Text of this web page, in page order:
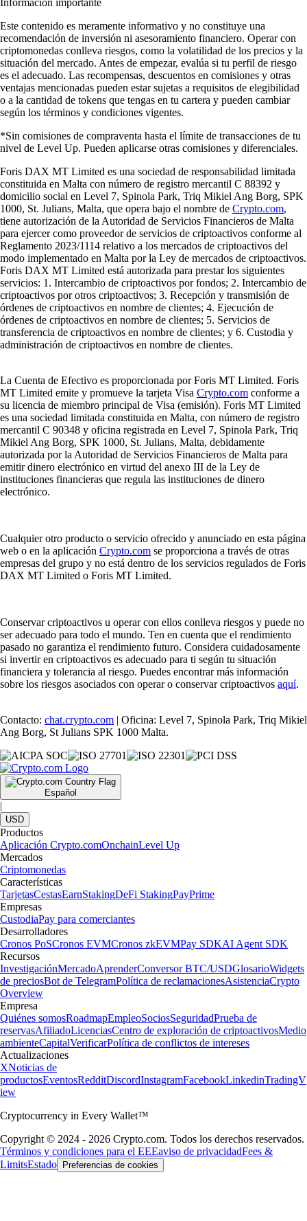
Este contenido es meramente informativo y no constituye una
recomendación de inversión ni asesoramiento financiero. Operar con
criptomonedas conlleva riesgos, como la volatilidad de los precios y la
situación del mercado. Antes de empezar, evalúa si tu perfil de riesgo
es el adecuado. Las recompensas, descuentos en comisiones y otras
ventajas mencionadas pueden estar sujetas a requisitos de elegibilidad
o a la cantidad de tokens que tengas en tu cartera y pueden cambiar
según los términos y condiciones vigentes.
*Sin comisiones de compraventa hasta el límite de transacciones de tu
nivel de Level Up. Pueden aplicarse otras comisiones y diferenciales.
Foris DAX MT Limited es una sociedad de responsabilidad limitada
constituida en Malta con número de registro mercantil C 88392 y
domicilio social en Level 7, Spinola Park, Triq Mikiel Ang Borg, SPK
1000, St. Julians, Malta, que opera bajo el nombre de Crypto.com,
tiene autorización de la Autoridad de Servicios Financieros de Malta
para ejercer como proveedor de servicios de criptoactivos conforme al
Reglamento 2023/1114 relativo a los mercados de criptoactivos del
modo implementado en Malta por la Ley de mercados de criptoactivos.
Foris DAX MT Limited está autorizada para prestar los siguientes
servicios: 1. Intercambio de criptoactivos por fondos; 2. Intercambio de
criptoactivos por otros criptoactivos; 3. Recepción y transmisión de
órdenes de criptoactivos en nombre de clientes; 4. Ejecución de
órdenes de criptoactivos en nombre de clientes; 5. Servicios de
transferencia de criptoactivos en nombre de clientes; y 6. Custodia y
administración de criptoactivos en nombre de clientes.
La Cuenta de Efectivo es proporcionada por Foris MT Limited. Foris
MT Limited emite y promueve la tarjeta Visa Crypto.com conforme a
su licencia de miembro principal de Visa (emisión). Foris MT Limited
es una sociedad limitada constituida en Malta, con número de registro
mercantil C 90348 y oficina registrada en Level 7, Spinola Park, Triq
Mikiel Ang Borg, SPK 1000, St. Julians, Malta, debidamente
autorizada por la Autoridad de Servicios Financieros de Malta para
emitir dinero electrónico en virtud del anexo III de la Ley de
instituciones financieras que regula las instituciones de dinero
electrónico.
Cualquier otro producto o servicio ofrecido y anunciado en esta página
web o en la aplicación Crypto.com se proporciona a través de otras
empresas del grupo y no está dentro de los servicios regulados de Foris
DAX MT Limited o Foris MT Limited.
Conservar criptoactivos u operar con ellos conlleva riesgos y puede no
ser adecuado para todo el mundo. Ten en cuenta que el rendimiento
pasado no garantiza el rendimiento futuro. Considera cuidadosamente
si invertir en criptoactivos es adecuado para ti según tu situación
financiera y tolerancia al riesgo. Puedes encontrar más información
sobre los riesgos asociados con operar o conservar criptoactivos aquí.
Contacto: chat.crypto.com | Oficina: Level 7, Spinola Park, Triq Mikiel
Ang Borg, St Julians SPK 1000 Malta.
Español
|
USD
Productos
Aplicación Crypto.comOnchainLevel Up
Mercados
Criptomonedas
Características
TarjetasCestasEarnStakingDeFi StakingPayPrime
Empresas
CustodiaPay para comerciantes
Desarrolladores
Cronos PoSCronos EVMCronos zkEVMPay SDKAI Agent SDK
Recursos
InvestigaciónMercadoAprenderConversor BTC/USDGlosarioWidgets
de preciosBot de TelegramPolítica de reclamacionesAsistenciaCrypto
Overview
Empresa
Quiénes somosRoadmapEmpleoSociosSeguridadPrueba de
reservasAfiliadoLicenciasCentro de exploración de criptoactivosMedio
ambienteCapitalVerificarPolítica de conflictos de intereses
Actualizaciones
XNoticias de
productosEventosRedditDiscordInstagramFacebookLinkedinTradingV
iew
Cryptocurrency in Every Wallet™
Copyright © 2024 - 2026 Crypto.com. Todos los derechos reservados.
Términos y condiciones para el EEEaviso de privacidadFees &
LimitsEstado Preferencias de cookies